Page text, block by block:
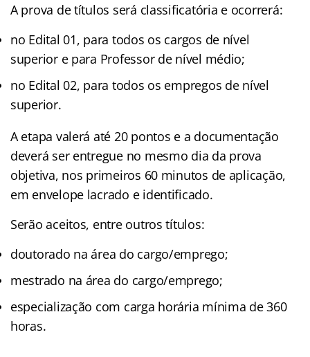
A prova de títulos será classificatória e ocorrerá:
no Edital 01, para todos os cargos de nível
superior e para Professor de nível médio;
no Edital 02, para todos os empregos de nível
superior.
A etapa valerá até 20 pontos e a documentação
deverá ser entregue no mesmo dia da prova
objetiva, nos primeiros 60 minutos de aplicação,
em envelope lacrado e identificado.
Serão aceitos, entre outros títulos:
doutorado na área do cargo/emprego;
mestrado na área do cargo/emprego;
especialização com carga horária mínima de 360
horas.